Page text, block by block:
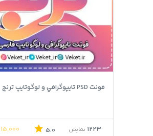
فونت PSD تايپوگرافي و لوگوتايپ ترنج
1223 نمایش 5.0
15,000